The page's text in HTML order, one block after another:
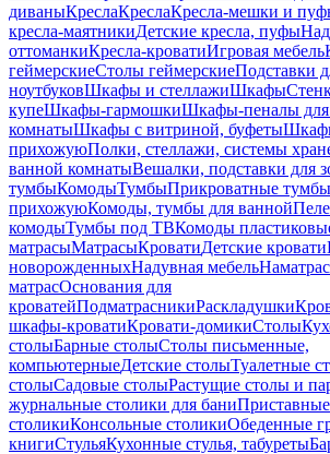
диваныКреслаКреслаКресла-мешки и
кресла-маятникиДетские кресла, пуфы
оттоманкиКресла-кроватиИгровая мебель
геймерскиеСтолы геймерскиеПодставки
ноутбуковШкафы и стеллажиШкафы
купеШкафы-гармошкиШкафы-пеналы
комнатыШкафы с витриной, буфеты
прихожуюПолки, стеллажи, системы
ванной комнатыВешалки, подставки для
тумбыКомодыТумбыПрикроватные тумбы
прихожуюКомоды, тумбы для ванной
комодыТумбы под ТВКомоды
матрасыМатрасыКроватиДетские кровати
новорожденныхНадувная мебель
матрасОснования для
кроватейПодматрасникиРаскладушки
шкафы-кроватиКровати-домикиСтолы
столыБарные столыСтолы письменные,
компьютерныеДетские столыТуалетные
столыСадовые столыРастущие столы и
журнальные столики для баниПриставные
столикиКонсольные столикиОбеденные
книгиСтульяКухонные стулья, табуреты